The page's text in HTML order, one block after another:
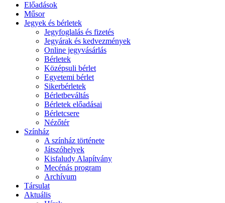
Előadások
Műsor
Jegyek és bérletek
Jegyfoglalás és fizetés
Jegyárak és kedvezmények
Online jegyvásárlás
Bérletek
Középsuli bérlet
Egyetemi bérlet
Sikerbérletek
Bérletbeváltás
Bérletek előadásai
Bérletcsere
Nézőtér
Színház
A színház története
Játszóhelyek
Kisfaludy Alapítvány
Mecénás program
Archívum
Társulat
Aktuális